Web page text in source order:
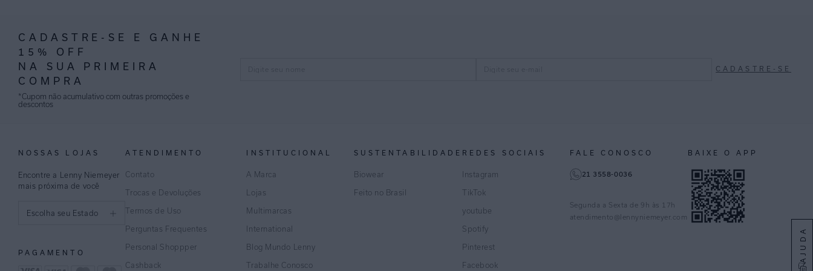
AJUDA
CADASTRE-SE E GANHE
15% OFF
NA SUA PRIMEIRA
COMPRA
*Cupom não acumulativo com outras promoções e
descontos
CADASTRE-SE
NOSSAS LOJAS
Encontre a Lenny Niemeyer
mais próxima de você
Escolha seu Estado
PAGAMENTO
ATENDIMENTO
Contato
Trocas e Devoluções
Termos de Uso
Perguntas Frequentes
Personal Shoppper
Cashback
INSTITUCIONAL
A Marca
Lojas
Multimarcas
International
Blog Mundo Lenny
Trabalhe Conosco
SUSTENTABILIDADE
Biowear
Feito no Brasil
REDES SOCIAIS
Instagram
TikTok
youtube
Spotify
Pinterest
Facebook
FALE CONOSCO
21 3558-0036
Segunda a Sexta de 9h às 17h
atendimento@lennyniemeyer.com
BAIXE O APP